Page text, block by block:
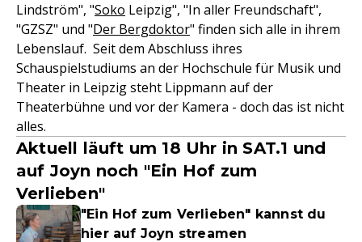
Lindström", "Soko Leipzig", "In aller Freundschaft",
"GZSZ" und "Der Bergdoktor" finden sich alle in ihrem
Lebenslauf. Seit dem Abschluss ihres
Schauspielstudiums an der Hochschule für Musik und
Theater in Leipzig steht Lippmann auf der
Theaterbühne und vor der Kamera - doch das ist nicht
alles.
Aktuell läuft um 18 Uhr in SAT.1 und
auf Joyn noch "Ein Hof zum
Verlieben"
"Ein Hof zum Verlieben" kannst du
hier auf Joyn streamen